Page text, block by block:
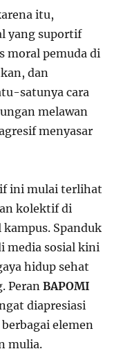
itu,
yang suportif
moral pemuda di
dan
satunya cara
melawan
menyasar
ini mulai terlihat
kolektif di
Spanduk
media sosial kini
hidup sehat
PeranBAPOMI
diapresiasi
elemen
mulia.